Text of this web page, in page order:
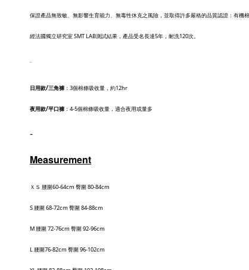
保證產品無致敏、無影響生育能力、無毒性休克之風險，並取得許多嚴格的品質認證：有機
經法國獨立研究室 SMT LAB測試結果，產品受名長達5年，耐洗120次。
-
日用款/三角褲 ：3個棉條吸收量，約12hr
夜用款/平口褲 ：4-5個棉條吸收量，適合夜用或量多
-
Measurement
ＸＳ 腰圍60-64cm 臀圍 80-84cm
S 腰圍 68-72cm 臀圍 84-88cm
M 腰圍 72-76cm 臀圍 92-96cm
L 腰圍76-82cm 臀圍 96-102cm